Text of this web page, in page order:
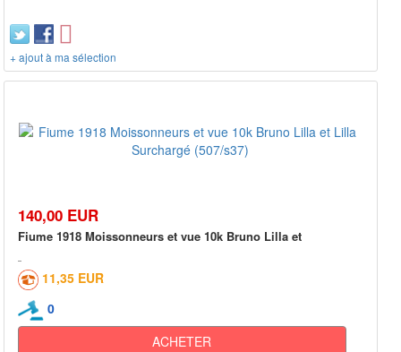
+ ajout à ma sélection
140,00 EUR
Fiume 1918 Moissonneurs et vue 10k Bruno Lilla et
11,35 EUR
0
ACHETER